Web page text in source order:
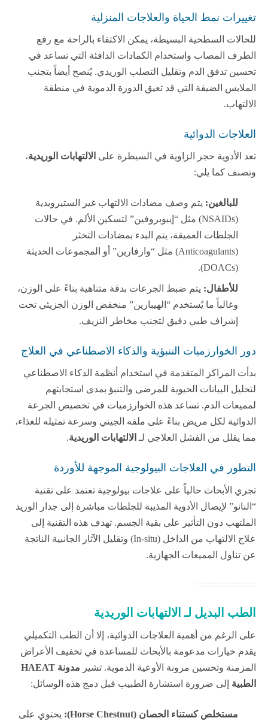
تغييرات نمط الحياة والعلاجات المنزلية
للحالات السطحية البسيطة، يمكن الاكتفاء بالراحة مع رفع
الطرف المصاب واستخدام الكمادات الدافئة التي تساعد في
تحسين تدفق الدم وتقليل التصلب الوريدي. يُنصح أيضاً بتجنب
الملابس الضيقة التي قد تعيق الدورة الدموية في منطقة
الالتهاب.
العلاجات الدوائية
تعد الأدوية حجر الزاوية في السيطرة على الالتهابات الوريدية،
وتصنف كما يلي:
للبالغين: يتم وصف مضادات الالتهاب غير الستيرويدية
(NSAIDs) مثل “إيبوبروفين” لتسكين الألم. في حالات
الجلطات العميقة، يتم البدء بمضادات التخثر
(Anticoagulants) مثل “وارفارين” أو المجموعات الحديثة
(DOACs).
للأطفال: يتم ضبط الجرعات بدقة متناهية بناءً على الوزن،
وغالباً ما يُستخدم “الهيبارين” منخفض الوزن الجزيئي تحت
إشراف طبي دقيق لتجنب مخاطر النزيف.
دور الخوارزميات التنبؤية والذكاء الاصطناعي في العلاج
بدأت المراكز المتقدمة في استخدام أنظمة الذكاء الاصطناعي
لتحليل البيانات الحيوية للمرضى والتنبؤ بمدى استجابتهم
لمميعات الدم. تساعد هذه الخوارزميات في تخصيص الجرعة
الدوائية لكل مريض بناءً على ملفه الجيني وسرعة تمثيله للغذاء،
مما يقلل من الفشل العلاجي لـ الالتهابات الوريدية.
التطور في العلاجات البيولوجية الموجهة للأوردة
تجري الأبحاث حالياً على علاجات بيولوجية تعتمد على تقنية
“النانو” لإيصال الأدوية المذيبة للجلطات مباشرة إلى جدار الوريد
الملتهب دون التأثير على بقية الجسم. تهدف هذه التقنية إلى
علاج الالتهاب من الداخل (In-situ) وتقليل الآثار الجانبية الناتجة
عن تناول المميعات الجهازية.
الطب البديل لـ الالتهابات الوريدية
على الرغم من أهمية العلاجات الدوائية، إلا أن الطب التكميلي
يقدم خيارات مدعومة بالأبحاث للمساعدة في تخفيف الأعراض
المزمنة وتحسين مرونة الأوعية الدموية. تشير
مدونة HAEAT
الطبية إلى ضرورة استشارة الطبيب قبل دمج هذه الوسائل:
مستخلص كستناء الحصان (Horse Chestnut):
يحتوي على